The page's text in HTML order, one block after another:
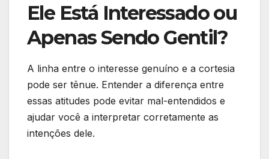
Ele Está Interessado ou
Apenas Sendo Gentil?
A linha entre o interesse genuíno e a cortesia
pode ser tênue. Entender a diferença entre
essas atitudes pode evitar mal-entendidos e
ajudar você a interpretar corretamente as
intenções dele.